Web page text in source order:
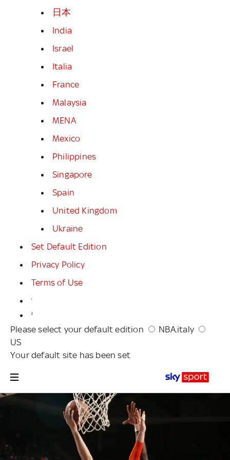
日本
India
Israel
Italia
France
Malaysia
MENA
Mexico
Philippines
Singapore
Spain
United Kingdom
Ukraine
Set Default Edition
Privacy Policy
Terms of Use
Please select your default edition
NBA.italy
US
Your default site has been set